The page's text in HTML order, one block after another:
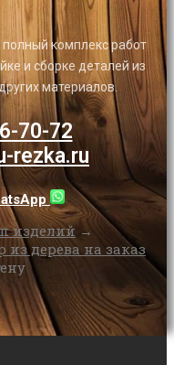
комплекс работ
и сборке деталей из
материалов.
70-72
rezka.ru
изделий→
из дерева на заказ